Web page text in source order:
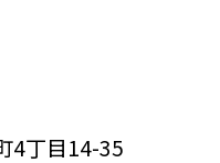
4丁目14-35